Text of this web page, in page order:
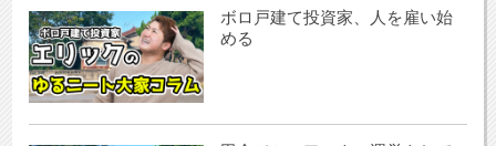
ボロ戸建て投資家、人を雇い始
める